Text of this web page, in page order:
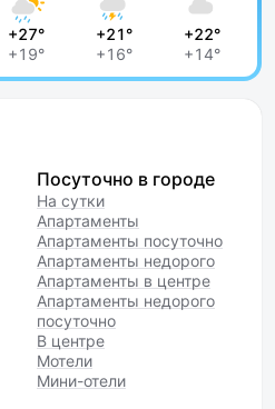
+27°
+19°
+21°
+16°
+22°
+14°
Посуточно в городе
На сутки
Апартаменты
Апартаменты посуточно
Апартаменты недорого
Апартаменты в центре
Апартаменты недорого
посуточно
В центре
Мотели
Мини-отели